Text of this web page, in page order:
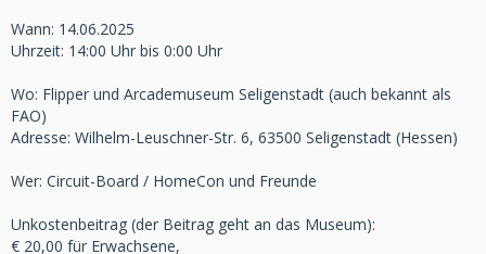
Wann: 14.06.2025
Uhrzeit: 14:00 Uhr bis 0:00 Uhr
Wo: Flipper und Arcademuseum Seligenstadt (auch bekannt als
FAO)
Adresse: Wilhelm-Leuschner-Str. 6, 63500 Seligenstadt (Hessen)
Wer: Circuit-Board / HomeCon und Freunde
Unkostenbeitrag (der Beitrag geht an das Museum):
€ 20,00 für Erwachsene,